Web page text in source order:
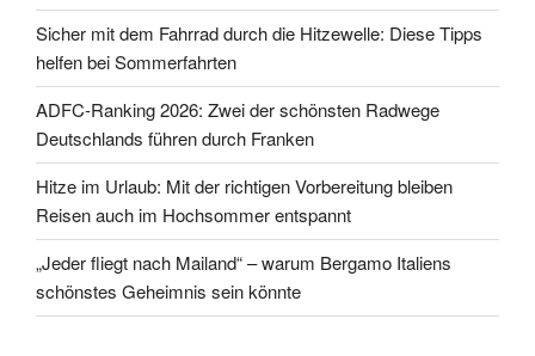
Sicher mit dem Fahrrad durch die Hitzewelle: Diese Tipps
helfen bei Sommerfahrten
ADFC-Ranking 2026: Zwei der schönsten Radwege
Deutschlands führen durch Franken
Hitze im Urlaub: Mit der richtigen Vorbereitung bleiben
Reisen auch im Hochsommer entspannt
„Jeder fliegt nach Mailand“ – warum Bergamo Italiens
schönstes Geheimnis sein könnte